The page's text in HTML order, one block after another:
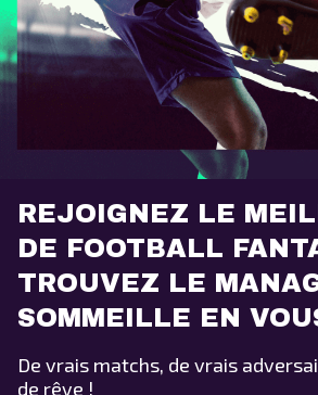
REJOIGNEZ LE
DE FOOTBALL
TROUVEZ LE
SOMMEILLE EN
De vrais matchs, de vrais
de rêve !